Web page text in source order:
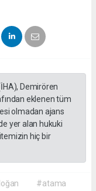
Demirören
eklenen tüm
olmadan ajans
yer alan hukuki
hiç bir
#atama